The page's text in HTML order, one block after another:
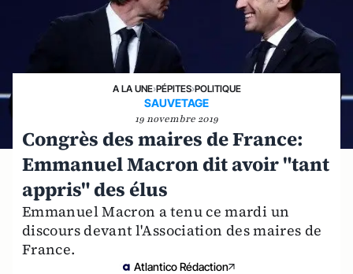
A LA UNE›PÉPITES›POLITIQUE
SAUVETAGE
19 novembre 2019
Congrès des maires de France:
Emmanuel Macron dit avoir "tant
appris" des élus
Emmanuel Macron a tenu ce mardi un
discours devant l'Association des maires de
France.
Atlantico Rédaction